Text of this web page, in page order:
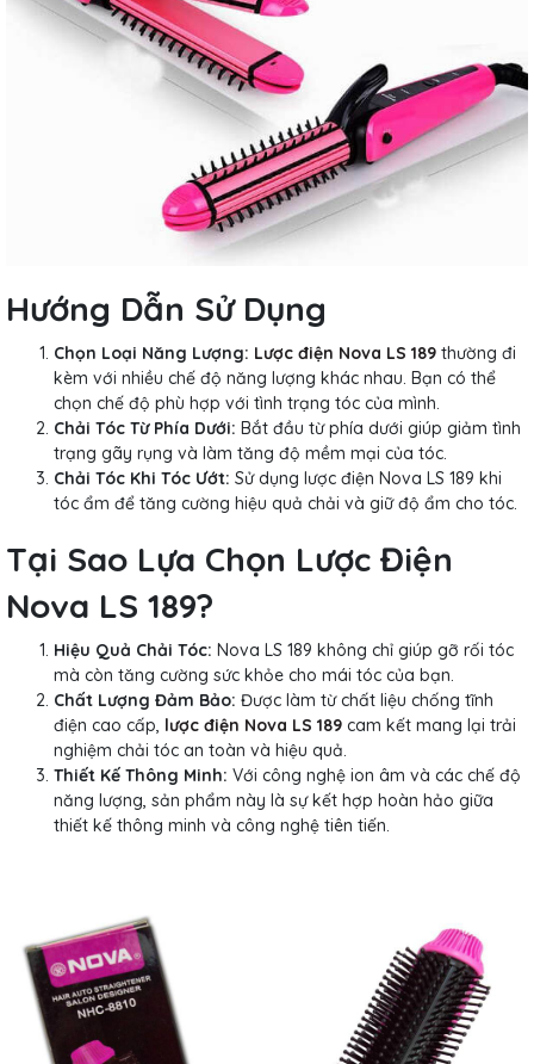
Hướng Dẫn Sử Dụng
Chọn Loại Năng Lượng: Lược điện Nova LS 189 thường đi
kèm với nhiều chế độ năng lượng khác nhau. Bạn có thể
chọn chế độ phù hợp với tình trạng tóc của mình.
Chải Tóc Từ Phía Dưới: Bắt đầu từ phía dưới giúp giảm tình
trạng gãy rụng và làm tăng độ mềm mại của tóc.
Chải Tóc Khi Tóc Ướt: Sử dụng lược điện Nova LS 189 khi
tóc ẩm để tăng cường hiệu quả chải và giữ độ ẩm cho tóc.
Tại Sao Lựa Chọn Lược Điện
Nova LS 189?
Hiệu Quả Chải Tóc: Nova LS 189 không chỉ giúp gỡ rối tóc
mà còn tăng cường sức khỏe cho mái tóc của bạn.
Chất Lượng Đảm Bảo: Được làm từ chất liệu chống tĩnh
điện cao cấp, lược điện Nova LS 189 cam kết mang lại trải
nghiệm chải tóc an toàn và hiệu quả.
Thiết Kế Thông Minh: Với công nghệ ion âm và các chế độ
năng lượng, sản phẩm này là sự kết hợp hoàn hảo giữa
thiết kế thông minh và công nghệ tiên tiến.